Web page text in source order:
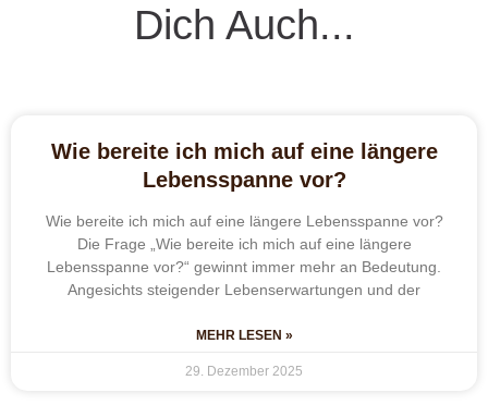
Dich Auch...
Wie bereite ich mich auf eine längere
Lebensspanne vor?
Wie bereite ich mich auf eine längere Lebensspanne vor?
Die Frage „Wie bereite ich mich auf eine längere
Lebensspanne vor?“ gewinnt immer mehr an Bedeutung.
Angesichts steigender Lebenserwartungen und der
MEHR LESEN »
29. Dezember 2025